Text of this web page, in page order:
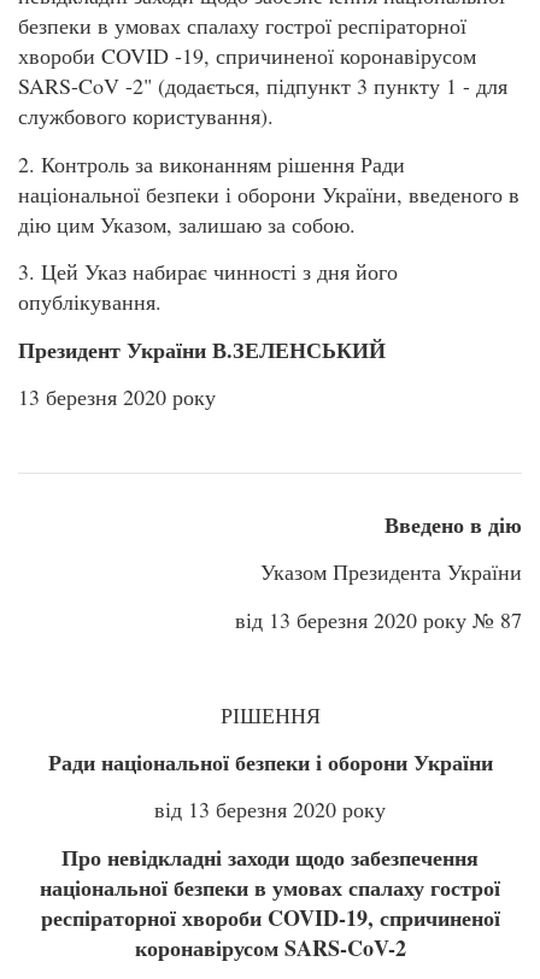
безпеки в умовах спалаху гострої респіраторної
хвороби COVID -19, спричиненої коронавірусом
SARS-CoV -2" (додається, підпункт 3 пункту 1 - для
службового користування).
2. Контроль за виконанням рішення Ради
національної безпеки і оборони України, введеного в
дію цим Указом, залишаю за собою.
3. Цей Указ набирає чинності з дня його
опублікування.
Президент України В.ЗЕЛЕНСЬКИЙ
13 березня 2020 року
Введено в дію
Указом Президента України
від 13 березня 2020 року № 87
РІШЕННЯ
Ради національної безпеки і оборони України
від 13 березня 2020 року
Про невідкладні заходи щодо забезпечення
національної безпеки в умовах спалаху гострої
респіраторної хвороби COVID-19, спричиненої
коронавірусомSARS-CoV-2